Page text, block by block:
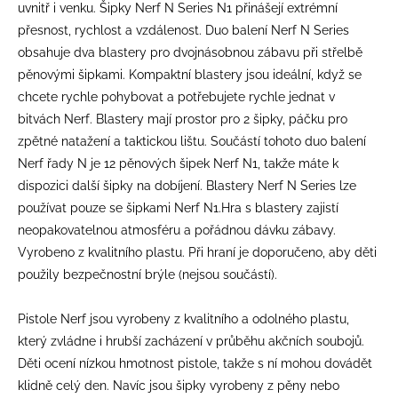
uvnitř i venku. Šipky Nerf N Series N1 přinášejí extrémní
přesnost, rychlost a vzdálenost. Duo balení Nerf N Series
obsahuje dva blastery pro dvojnásobnou zábavu při střelbě
pěnovými šipkami. Kompaktní blastery jsou ideální, když se
chcete rychle pohybovat a potřebujete rychle jednat v
bitvách Nerf. Blastery mají prostor pro 2 šipky, páčku pro
zpětné natažení a taktickou lištu. Součástí tohoto duo balení
Nerf řady N je 12 pěnových šipek Nerf N1, takže máte k
dispozici další šipky na dobíjení. Blastery Nerf N Series lze
používat pouze se šipkami Nerf N1.Hra s blastery zajistí
neopakovatelnou atmosféru a pořádnou dávku zábavy.
Vyrobeno z kvalitního plastu. Při hraní je doporučeno, aby děti
použily bezpečnostní brýle (nejsou součástí).
Pistole Nerf jsou vyrobeny z kvalitního a odolného plastu,
který zvládne i hrubší zacházení v průběhu akčních soubojů.
Děti ocení nízkou hmotnost pistole, takže s ní mohou dovádět
klidně celý den. Navíc jsou šipky vyrobeny z pěny nebo